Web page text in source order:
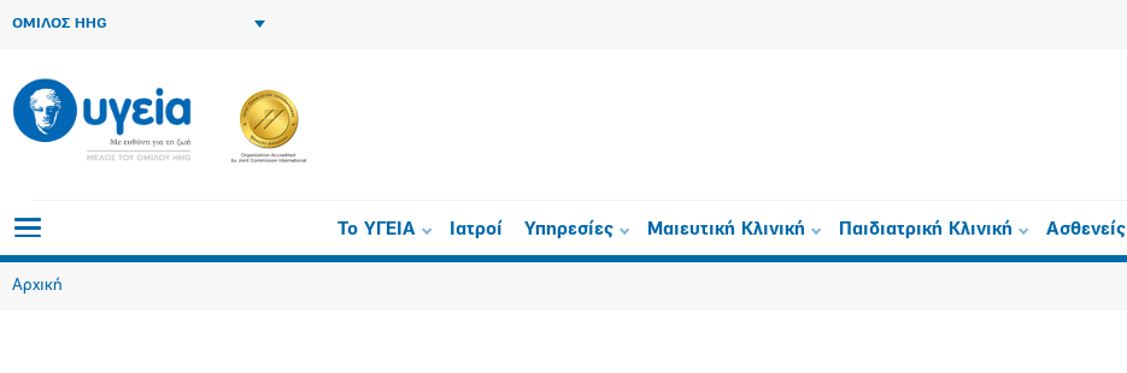
ΟΜΙΛΟΣ HHG
Το ΥΓΕΙΑ Ιατροί Υπηρεσίες Μαιευτική Κλινική Παιδιατρική Κλινική Ασθενείς
Αρχική